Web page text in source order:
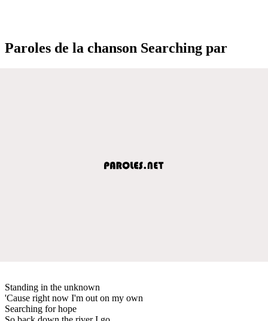
Paroles de la chanson Searching par
Standing in the unknown
'Cause right now I'm out on my own
Searching for hope